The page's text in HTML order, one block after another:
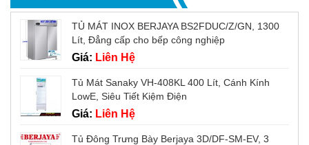
TỦ MÁT INOX BERJAYA BS2FDUC/Z/GN, 1300
Lít, Đẳng cấp cho bếp công nghiệp
Giá: Liên Hệ
Tủ Mát Sanaky VH-408KL 400 Lít, Cánh Kính
LowE, Siêu Tiết Kiệm Điện
Giá: Liên Hệ
Tủ Đông Trưng Bày Berjaya 3D/DF-SM-EV, 3